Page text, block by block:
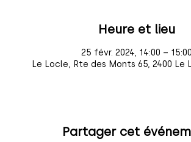
Heure et lieu
25 févr. 2024, 14:00 – 15:00
Le Locle, Rte des Monts 65, 2400 Le
Partager cet